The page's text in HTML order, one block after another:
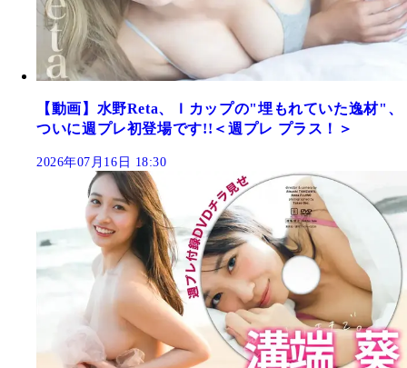
【動画】水野Reta、Ｉカップの"埋もれていた逸材"、
ついに週プレ初登場です!!＜週プレ プラス！＞
2026年07月16日 18:30